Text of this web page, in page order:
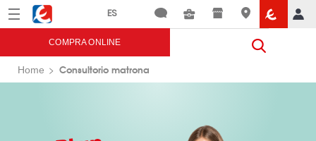
Menú Eroski
COMPRA ONLINE
Home Consultorio matrona